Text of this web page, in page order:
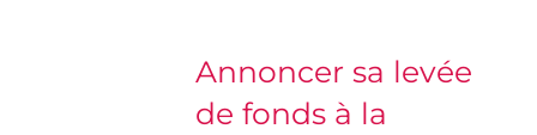
Annoncer sa levée
de fonds à la